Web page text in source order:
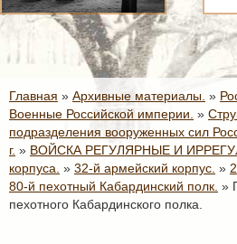
Главная » Архивные материалы. »
Военные Российской империи. »
подразделения вооруженных сил
г. » ВОЙСКА РЕГУЛЯРНЫЕ И
корпуса. » 32-й армейский корпус. »
80-й пехотный Кабардинский полк. »
пехотного Кабардинского полка.